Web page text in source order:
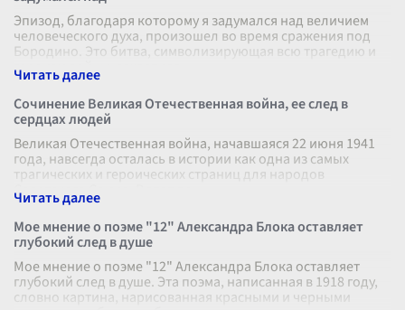
Эпизод, благодаря которому я задумался над величием
человеческого духа, произошел во время сражения под
Бородино. Это битва, символизирующая всю трагедию и
героизм войны, захватила
Сочинение Великая Отечественная война, ее след в
сердцах людей
Великая Отечественная война, начавшаяся 22 июня 1941
года, навсегда осталась в истории как одна из самых
трагических и героических страниц для народов
Советского Союза. В этот день
Мое мнение о поэме "12" Александра Блока оставляет
глубокий след в душе
Мое мнение о поэме "12" Александра Блока оставляет
глубокий след в душе. Эта поэма, написанная в 1918 году,
словно картина, нарисованная красными и черными